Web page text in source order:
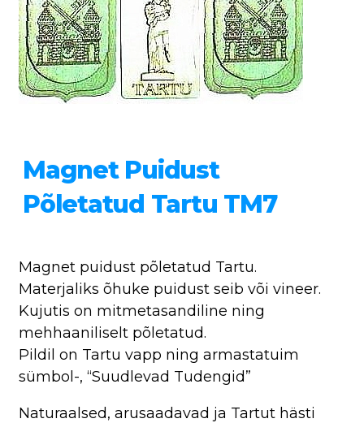
Magnet Puidust
Põletatud Tartu TM7
Magnet puidust põletatud Tartu.
Materjaliks õhuke puidust seib või vineer.
Kujutis on mitmetasandiline ning
mehhaaniliselt põletatud.
Pildil on Tartu vapp ning armastatuim
sümbol-, “Suudlevad Tudengid”
Naturaalsed, arusaadavad ja Tartut hästi